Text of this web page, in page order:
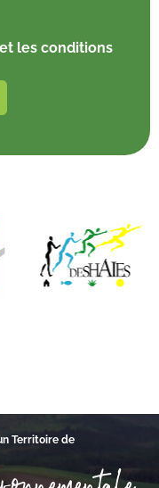
les conditions
Territoire de